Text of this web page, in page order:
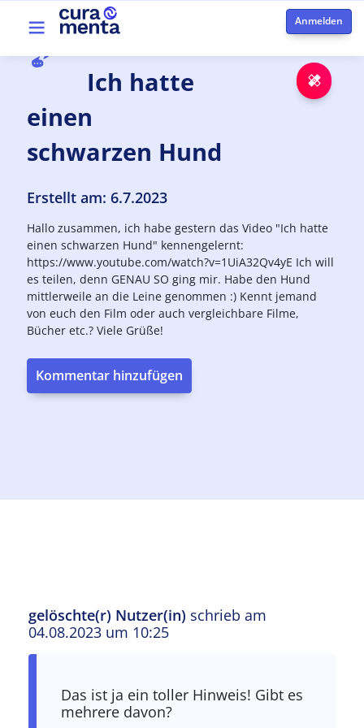
Direkt zum Inhalt
Top menu
Ich hatte
einen
schwarzen Hund
Erstellt am: 6.7.2023
Hallo zusammen, ich habe gestern das Video "Ich hatte
einen schwarzen Hund" kennengelernt:
https://www.youtube.com/watch?v=1UiA32Qv4yE Ich will
es teilen, denn GENAU SO ging mir. Habe den Hund
mittlerweile an die Leine genommen :) Kennt jemand
von euch den Film oder auch vergleichbare Filme,
Bücher etc.? Viele Grüße!
Kommentar hinzufügen
gelöschte(r) Nutzer(in) schrieb am
04.08.2023 um 10:25
Das ist ja ein toller Hinweis! Gibt es
mehrere davon?